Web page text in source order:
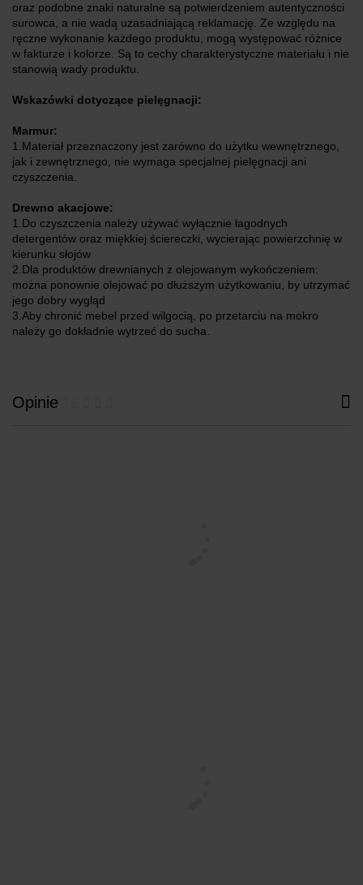
oraz podobne znaki naturalne są potwierdzeniem autentyczności
surowca, a nie wadą uzasadniającą reklamację. Ze względu na
ręczne wykonanie każdego produktu, mogą występować różnice
w fakturze i kolorze. Są to cechy charakterystyczne materiału i nie
stanowią wady produktu.
Wskazówki dotyczące pielęgnacji:
Marmur:
1.Materiał przeznaczony jest zarówno do użytku wewnętrznego,
jak i zewnętrznego, nie wymaga specjalnej pielęgnacji ani
czyszczenia.
Drewno akacjowe:
1.Do czyszczenia należy używać wyłącznie łagodnych
detergentów oraz miękkiej ściereczki, wycierając powierzchnię w
kierunku słojów
2.Dla produktów drewnianych z olejowanym wykończeniem:
można ponownie olejować po dłuższym użytkowaniu, by utrzymać
jego dobry wygląd
3.Aby chronić mebel przed wilgocią, po przetarciu na mokro
należy go dokładnie wytrzeć do sucha.
Opinie